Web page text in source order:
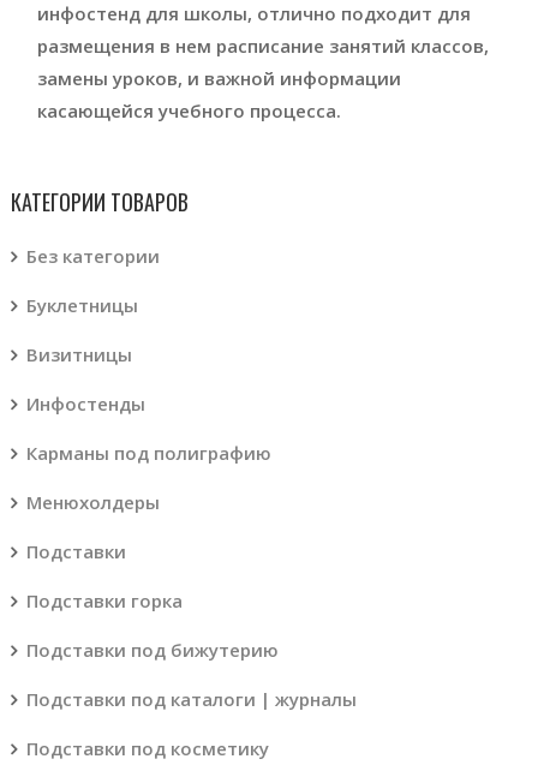
инфостенд для школы, отлично подходит для
размещения в нем расписание занятий классов,
замены уроков, и важной информации
касающейся учебного процесса.
КАТЕГОРИИ ТОВАРОВ
Без категории
Буклетницы
Визитницы
Инфостенды
Карманы под полиграфию
Менюхолдеры
Подставки
Подставки горка
Подставки под бижутерию
Подставки под каталоги | журналы
Подставки под косметику